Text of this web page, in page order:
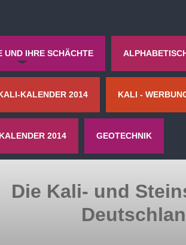
UND IHRE SCHÄCHTE
KALENDER 2014 KALI -
KALENDER 2014 GEOTECHNIK
Die Kali- und